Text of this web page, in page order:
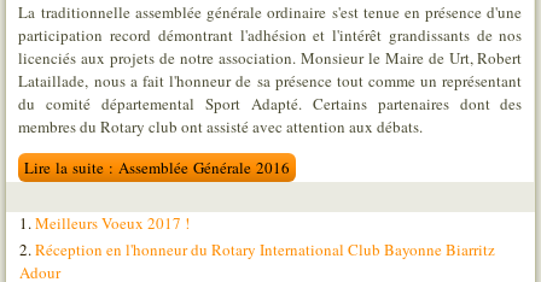
La traditionnelle assemblée générale ordinaire s'est tenue en présence d'une
participation record démontrant l'adhésion et l'intérêt grandissants de nos
licenciés aux projets de notre association. Monsieur le Maire de Urt, Robert
Lataillade, nous a fait l'honneur de sa présence tout comme un représentant
du comité départemental Sport Adapté. Certains partenaires dont des
membres du Rotary club ont assisté avec attention aux débats.
Lire la suite : Assemblée Générale 2016
Meilleurs Voeux 2017 !
Réception en l'honneur du Rotary International Club Bayonne Biarritz
Adour